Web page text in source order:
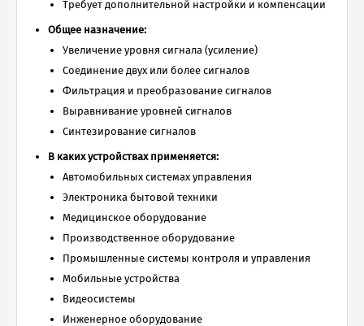
Требует дополнительной настройки и компенсации
Общее назначение:
Увеличение уровня сигнала (усиление)
Соединение двух или более сигналов
Фильтрация и преобразование сигналов
Выравнивание уровней сигналов
Синтезирование сигналов
В каких устройствах применяется:
Автомобильных системах управления
Электроника бытовой техники
Медицинское оборудование
Производственное оборудование
Промышленные системы контроля и управления
Мобильные устройства
Видеосистемы
Инженерное оборудование